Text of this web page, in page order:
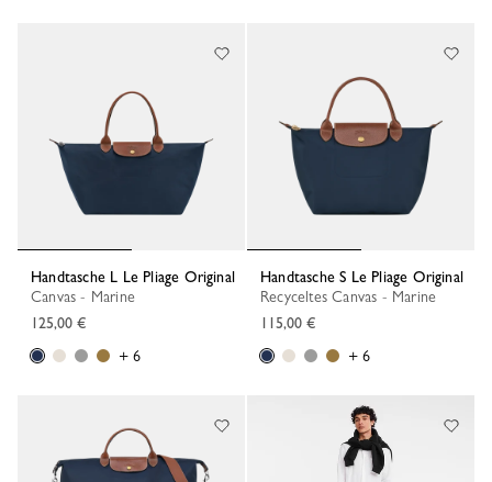
Handtasche L Le Pliage Original
Canvas - Marine
125,00 €
+ 6
Handtasche S Le Pliage Original
Recyceltes Canvas - Marine
115,00 €
+ 6